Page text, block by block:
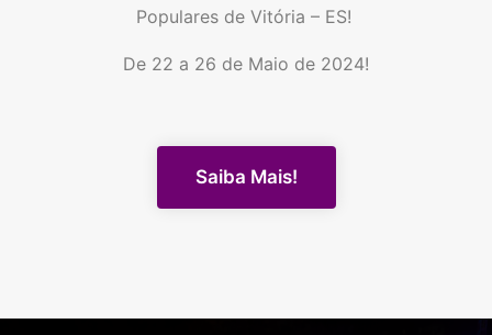
Populares de Vitória – ES!
De 22 a 26 de Maio de 2024!
Saiba Mais!